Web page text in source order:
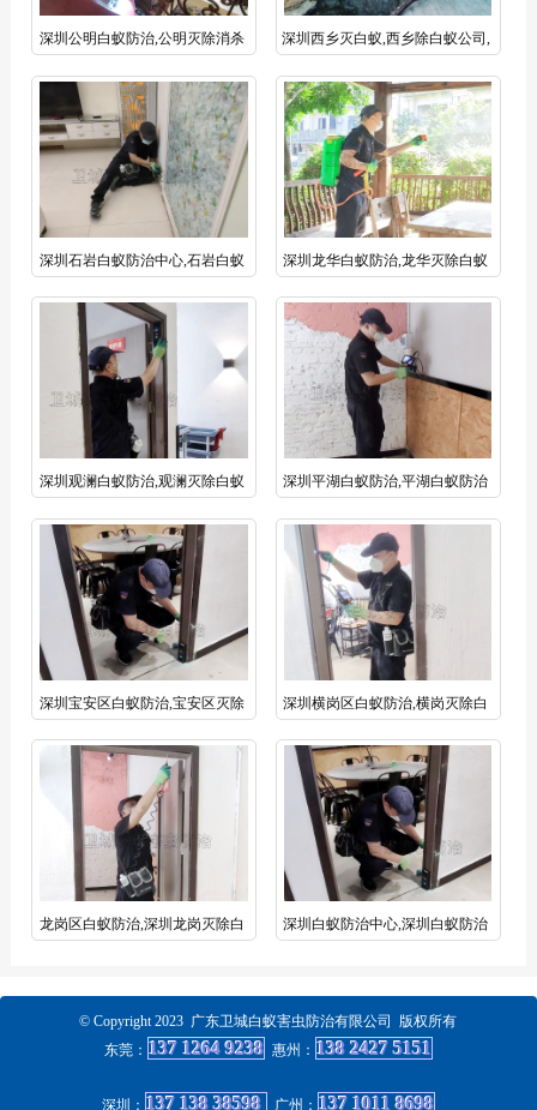
深圳公明白蚁防治,公明灭除消杀
深圳西乡灭白蚁,西乡除白蚁公司,
深圳石岩白蚁防治中心,石岩白蚁
质企业
深圳龙华白蚁防治,龙华灭除白蚁
控】
深圳观澜白蚁防治,观澜灭除白蚁
深圳平湖白蚁防治,平湖白蚁防治
治有限公司
深圳宝安区白蚁防治,宝安区灭除
司
深圳横岗区白蚁防治,横岗灭除白
龙岗区白蚁防治,深圳龙岗灭除白
深圳白蚁防治中心,深圳白蚁防治
© Copyright 2023 广东卫城白蚁害虫防治有限公司 版权所有
东莞： 137 1264 9238 惠州 ： 138 2427 5151
深圳： 137 138 38598 广州 ： 137 1011 8698